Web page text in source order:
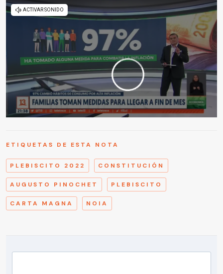
ETIQUETAS DE ESTA NOTA
PLEBISCITO 2022 CONSTITUCIÓN
AUGUSTO PINOCHET PLEBISCITO
CARTA MAGNA NOIA